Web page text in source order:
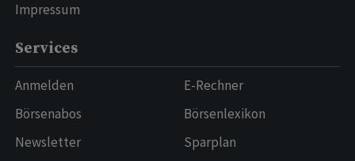
Impressum
Services
Anmelden
Börsenabos
Newsletter
E-Rechner
Börsenlexikon
Sparplan